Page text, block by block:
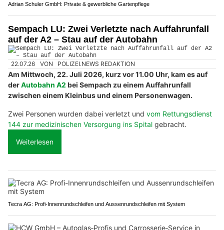
Adrian Schuler GmbH: Private & gewerbliche Gartenpflege
Sempach LU: Zwei Verletzte nach Auffahrunfall
auf der A2 – Stau auf der Autobahn
22.07.26 VON POLIZEI.NEWS REDAKTION
Am Mittwoch, 22. Juli 2026, kurz vor 11.00 Uhr, kam es auf
derAutobahn A2 bei Sempach zu einem Auffahrunfall
zwischen einem Kleinbus und einem Personenwagen.
Zwei Personen wurden dabei verletzt und vom Rettungsdienst
144 zur medizinischen Versorgung ins Spital gebracht.
Weiterlesen
Tecra AG: Profi-Innenrundschleifen und Aussenrundschleifen mit System